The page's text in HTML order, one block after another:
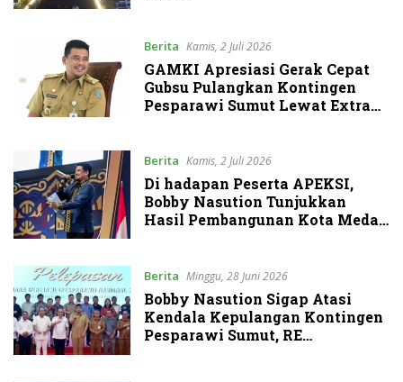
Berita Kamis, 2 Juli 2026
GAMKI Apresiasi Gerak Cepat
Gubsu Pulangkan Kontingen
Pesparawi Sumut Lewat Extra
Berita Kamis, 2 Juli 2026
Di hadapan Peserta APEKSI,
Bobby Nasution Tunjukkan
Hasil Pembangunan Kota Medan
Berita Minggu, 28 Juni 2026
Bobby Nasution Sigap Atasi
Kendala Kepulangan Kontingen
Pesparawi Sumut, RE